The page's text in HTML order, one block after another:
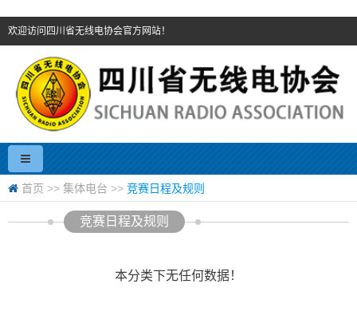
欢迎访问四川省无线电协会官方网站！
首页 >> 集体电台 >> 竞赛日程及规则
竞赛日程及规则
本分类下无任何数据！